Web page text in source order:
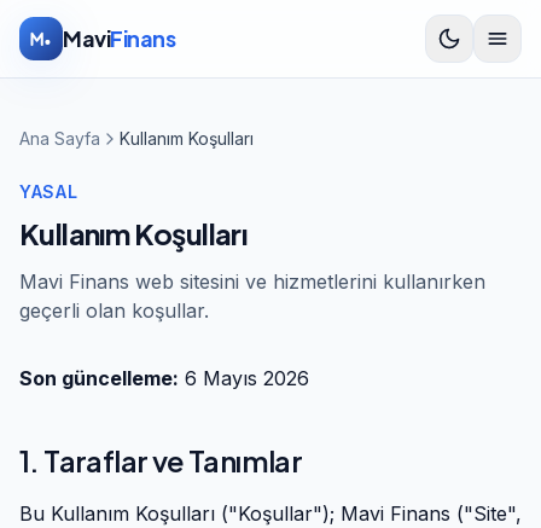
İçeriğe atla
MaviFinans
Ana Sayfa Kullanım Koşulları
YASAL
Kullanım Koşulları
Mavi Finans web sitesini ve hizmetlerini kullanırken
geçerli olan koşullar.
Son güncelleme: 6 Mayıs 2026
1. Taraflar ve Tanımlar
Bu Kullanım Koşulları ("Koşullar"); Mavi Finans ("Site",